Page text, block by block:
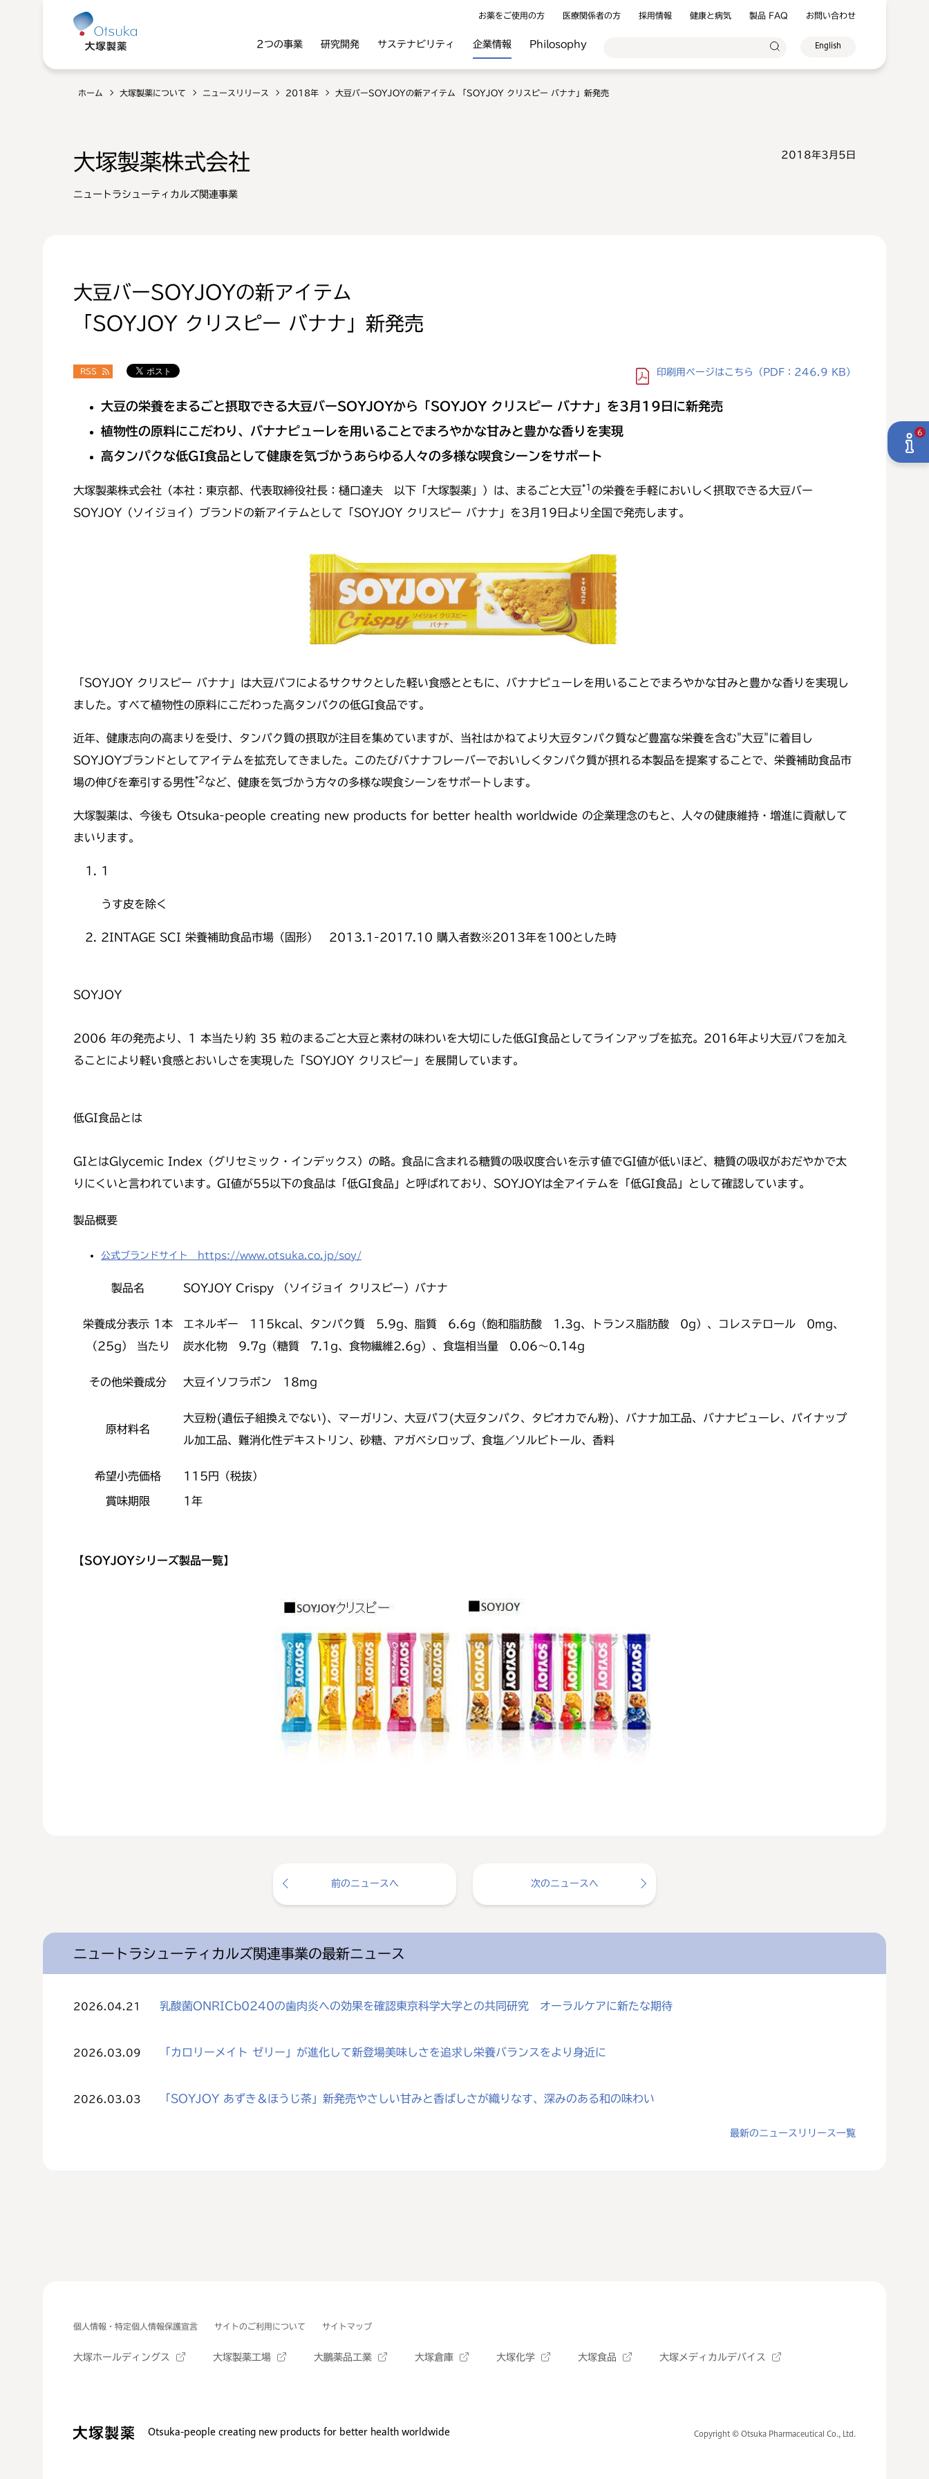
お薬をご使用の方 医療関係者の方 採用情報 健康と病気 製品 FAQ お問い合わせ
2つの事業 研究開発 サステナビリティ 企業情報 Philosophy English
ホーム 大塚製薬について ニュースリリース 2018年 大豆バーSOYJOYの新アイテム 「SOYJOY クリスピー バナナ」新発売
大塚製薬株式会社
ニュートラシューティカルズ関連事業
2018年3月5日
大豆バーSOYJOYの新アイテム
「SOYJOY クリスピー バナナ」新発売
RSS 印刷用ページはこちら （PDF：246.9 KB）
大豆の栄養をまるごと摂取できる大豆バーSOYJOYから「SOYJOY クリスピー バナナ」を3月 19 日に新発売
植物性の原料にこだわり、バナナピューレを用いることでまろやかな甘みと豊かな香りを実現
高タンパクな低GI食品として健康を気づかうあらゆる人々の多様な喫食シーンをサポート
大塚製薬株式会社（本社：東京都、代表取締役社長：樋口達夫 以下「大塚製薬」）は、まるごと大豆*1 の栄養を手軽においしく摂取できる大豆バー
SOYJOY（ソイジョイ）ブランドの新アイテムとして「SOYJOY クリスピー バナナ」を3月19日より全国で発売します。
「SOYJOY クリスピー バナナ」は大豆パフによるサクサクとした軽い食感とともに、バナナピューレを用いることでまろやかな甘みと豊かな香りを実現し
ました。すべて植物性の原料にこだわった高タンパクの低GI食品です。
近年、健康志向の高まりを受け、タンパク質の摂取が注目を集めていますが、当社はかねてより大豆タンパク質など豊富な栄養を含む"大豆"に着目し
SOYJOYブランドとしてアイテムを拡充してきました。このたびバナナフレーバーでおいしくタンパク質が摂れる本製品を提案することで、栄養補助食品市
場の伸びを牽引する男性*2など、健康を気づかう方々の多様な喫食シーンをサポートします。
大塚製薬は、今後も Otsuka-people creating new products for better health worldwide の企業理念のもと、人々の健康維持・増進に貢献して
まいります。
1
うす皮を除く
2INTAGE SCI 栄養補助食品市場（固形） 2013.1-2017.10 購入者数※2013年を100とした時
SOYJOY
2006 年の発売より、1 本当たり約 35 粒のまるごと大豆と素材の味わいを大切にした低GI食品としてラインアップを拡充。2016年より大豆パフを加え
ることにより軽い食感とおいしさを実現した「SOYJOY クリスピー」を展開しています。
低GI食品とは
GIとはGlycemic Index（グリセミック・インデックス）の略。食品に含まれる糖質の吸収度合いを示す値でGI値が低いほど、糖質の吸収がおだやかで太
りにくいと言われています。GI値が55以下の食品は「低GI食品」と呼ばれており、SOYJOYは全アイテムを「低GI食品」として確認しています。
製品概要
公式ブランドサイト https://www.otsuka.co.jp/soy/
製品名 SOYJOY Crispy （ソイジョイ クリスピー）バナナ
栄養成分表示 1本
（25g） 当たり
エネルギー 115kcal、タンパク質 5.9g、脂質 6.6g（飽和脂肪酸 1.3g、トランス脂肪酸 0g）、コレステロール 0mg、
炭水化物 9.7g（糖質 7.1g、食物繊維2.6g）、食塩相当量 0.06～0.14g
その他栄養成分 大豆イソフラボン 18mg
原材料名
大豆粉(遺伝子組換えでない)、マーガリン、大豆パフ(大豆タンパク、タピオカでん粉)、バナナ加工品、バナナピューレ、パイナップ
ル加工品、難消化性デキストリン、砂糖、アガベシロップ、食塩／ソルビトール、香料
希望小売価格 115円（税抜）
賞味期限 1年
【SOYJOYシリーズ製品一覧】
前のニュースへ 次のニュースへ
ニュートラシューティカルズ関連事業の最新ニュース
2026.04.21 乳酸菌ONRICb0240の歯肉炎への効果を確認東京科学大学との共同研究 オーラルケアに新たな期待
2026.03.09 「カロリーメイト ゼリー」が進化して新登場美味しさを追求し栄養バランスをより身近に
2026.03.03 「SOYJOY あずき＆ほうじ茶」新発売やさしい甘みと香ばしさが織りなす、深みのある和の味わい
最新のニュースリリース一覧
6
個人情報・特定個人情報保護宣言 サイトのご利用について サイトマップ
大塚ホールディングス 大塚製薬工場 大鵬薬品工業 大塚倉庫 大塚化学 大塚食品 大塚メディカルデバイス
Otsuka-people creating new products for better health worldwide Copyright © Otsuka Pharmaceutical Co., Ltd.